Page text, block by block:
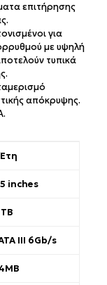
επιτήρησης
για
με υψηλή
τυπικά
απόκρυψης.
inches
III 6Gb/s